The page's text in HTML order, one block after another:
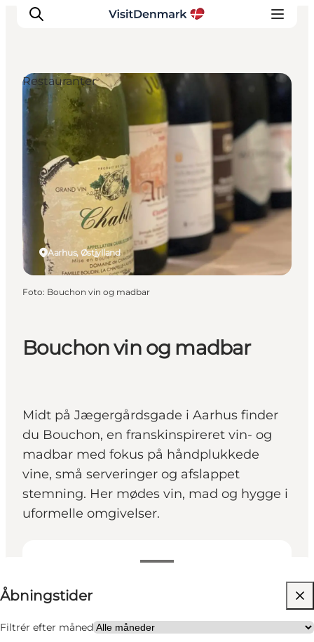
Inspiration
Destinationer
Oplevelser
Overnatning
Planlæg ferien
Bouchon vin og madbar
Midt på Jægergårdsgade i Aarhus finder
du Bouchon, en franskinspireret vin- og
madbar med fokus på håndplukkede
vine, små serveringer og afslappet
stemning. Her mødes vin, mad og hygge i
uformelle omgivelser.
Åbningstider
Filtrér efter måned
Besøg hjemmeside
Min partner, Venner
Aarhus, Østjylland
Restauranter
Foto: Bouchon vin og madbar